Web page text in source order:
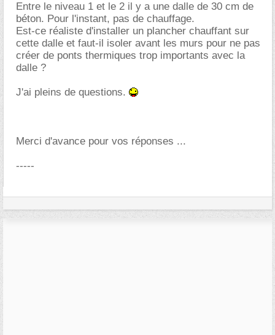
Entre le niveau 1 et le 2 il y a une dalle de 30 cm de
béton. Pour l'instant, pas de chauffage.
Est-ce réaliste d'installer un plancher chauffant sur
cette dalle et faut-il isoler avant les murs pour ne pas
créer de ponts thermiques trop importants avec la
dalle ?
J'ai pleins de questions.
Merci d'avance pour vos réponses ...
-----